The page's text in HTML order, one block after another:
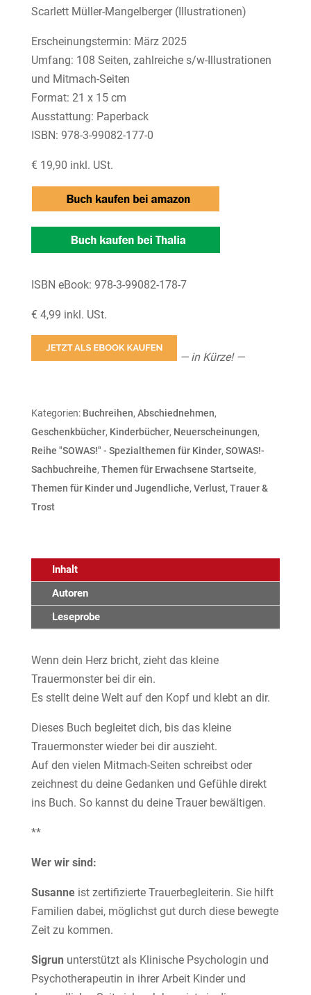
Scarlett Müller-Mangelberger (Illustrationen)
Erscheinungstermin: März 2025
Umfang: 108 Seiten, zahlreiche s/w-Illustrationen
und Mitmach-Seiten
Format: 21 x 15 cm
Ausstattung: Paperback
ISBN: 978-3-99082-177-0
€ 19,90 inkl. USt.
ISBN eBook: 978-3-99082-178-7
€ 4,99 inkl. USt.
— in Kürze! —
Kategorien: Buchreihen, Abschiednehmen,
Geschenkbücher, Kinderbücher, Neuerscheinungen,
Reihe "SOWAS!" - Spezialthemen für Kinder, SOWAS!-
Sachbuchreihe, Themen für Erwachsene Startseite,
Themen für Kinder und Jugendliche, Verlust, Trauer &
Trost
Inhalt
Autoren
Leseprobe
Wenn dein Herz bricht, zieht das kleine
Trauermonster bei dir ein.
Es stellt deine Welt auf den Kopf und klebt an dir.
Dieses Buch begleitet dich, bis das kleine
Trauermonster wieder bei dir auszieht.
Auf den vielen Mitmach-Seiten schreibst oder
zeichnest du deine Gedanken und Gefühle direkt
ins Buch. So kannst du deine Trauer bewältigen.
**
Wer wir sind:
Susanneist zertifizierte Trauerbegleiterin. Sie hilft
Familien dabei, möglichst gut durch diese bewegte
Zeit zu kommen.
Sigrun unterstützt als Klinische Psychologin und
Psychotherapeutin in ihrer Arbeit Kinder und